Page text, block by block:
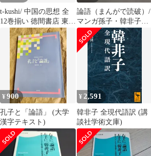
t-kushi/ 中国の思想 全
12巻揃い 徳間書店 東洋
思想全集 韓非子 論語
孫子 老子 荘子
論語（まんがで読破）/
マンガ孫子・韓非子の
思想
¥900
孔子と「論語」 (大学
漢字テキスト)
¥ 2,591
韓非子 全現代語訳 (講
談社学術文庫)